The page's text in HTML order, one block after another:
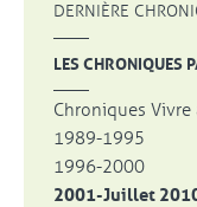
DERNIÈRE
LES CHRONIQUES
Chroniques Vivre
1989-1995
1996-2000
2001-Juillet